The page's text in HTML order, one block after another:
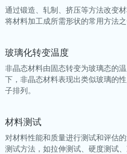
通过锻造、轧制、挤压等方法改变
将材料加工成所需形状的常用方法之
玻璃化转变温度
非晶态材料由固态转变为玻璃态的
下，非晶态材料表现出类似玻璃的
子排列。
材料测试
对材料性能和质量进行测试和评估
测试方法，如拉伸测试、硬度测试